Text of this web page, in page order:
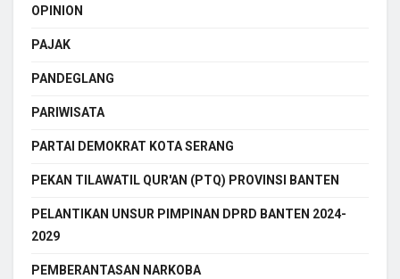
OPINION
PAJAK
PANDEGLANG
PARIWISATA
PARTAI DEMOKRAT KOTA SERANG
PEKAN TILAWATIL QUR'AN (PTQ) PROVINSI BANTEN
PELANTIKAN UNSUR PIMPINAN DPRD BANTEN 2024-
2029
PEMBERANTASAN NARKOBA